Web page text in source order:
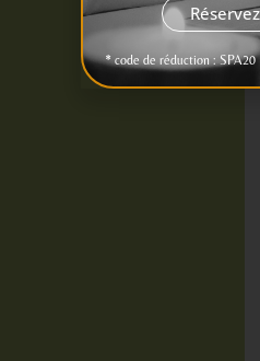
* code de réduction : SPA20